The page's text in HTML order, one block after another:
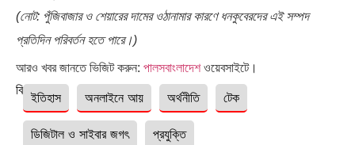
(নোট: পুঁজিবাজার ও শেয়ারের দামের ওঠানামার কারণে ধনকুবেরদের এই সম্পদ
প্রতিদিন পরিবর্তন হতে পারে।)
আরও খবর জানতে ভিজিট করুন: পালসবাংলাদেশওয়েবসাইটে।
বিষয়ঃইতিহাস অনলাইনে আয় অর্থনীতি টেক
ডিজিটাল ও সাইবার জগৎ প্রযুক্তি